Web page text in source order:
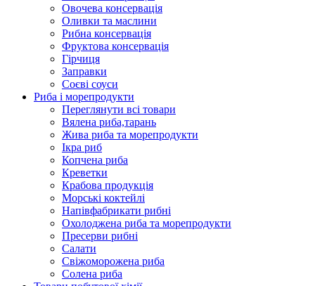
Овочева консервація
Оливки та маслини
Рибна консервація
Фруктова консервація
Гірчиця
Заправки
Соєві соуси
Риба і морепродукти
Переглянути всі товари
Вялена риба,тарань
Жива риба та морепродукти
Ікра риб
Копчена риба
Крeветки
Крабова продукція
Морські коктейлi
Напівфабрикати рибні
Охолоджена риба та морепродукти
Пресерви рибні
Сaлати
Свіжоморожена риба
Солена риба